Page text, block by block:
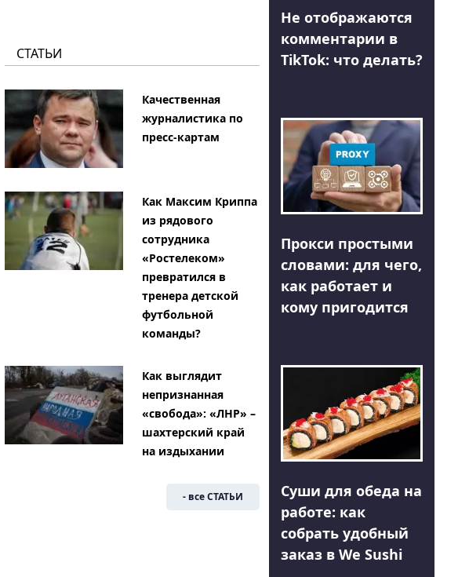
СТАТЬИ
Качественная
журналистика по
пресс-картам
Как Максим Криппа
из рядового
сотрудника
«Ростелеком»
превратился в
тренера детской
футбольной
команды?
Как выглядит
непризнанная
«свобода»: «ЛНР» –
шахтерский край
на издыхании
- все СТАТЬИ
Не отображаются
комментарии в
TikTok: что делать?
Прокси простыми
словами: для чего,
как работает и
кому пригодится
Суши для обеда на
работе: как
собрать удобный
заказ в We Sushi